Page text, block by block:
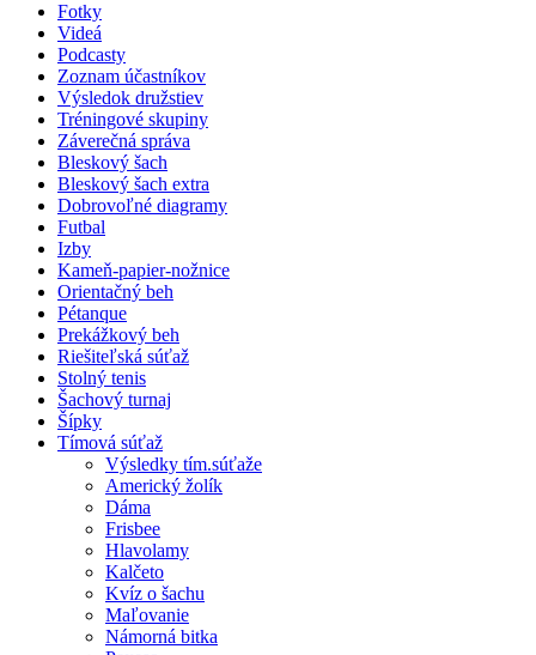
Fotky
Videá
Podcasty
Zoznam účastníkov
Výsledok družstiev
Tréningové skupiny
Záverečná správa
Bleskový šach
Bleskový šach extra
Dobrovoľné diagramy
Futbal
Izby
Kameň-papier-nožnice
Orientačný beh
Pétanque
Prekážkový beh
Riešiteľská súťaž
Stolný tenis
Šachový turnaj
Šípky
Tímová súťaž
Výsledky tím.súťaže
Americký žolík
Dáma
Frisbee
Hlavolamy
Kalčeto
Kvíz o šachu
Maľovanie
Námorná bitka